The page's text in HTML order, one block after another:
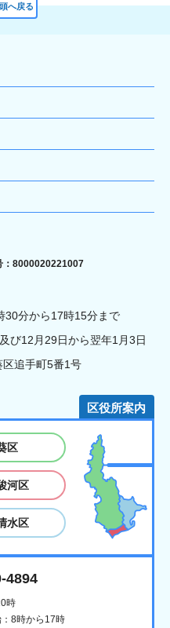
へ戻る
：8000020221007
30分から17時15分まで
び12月29日から翌年1月3日
追手町5番1号
区役所案内
区
河区
水区
4894
時
8時から17時